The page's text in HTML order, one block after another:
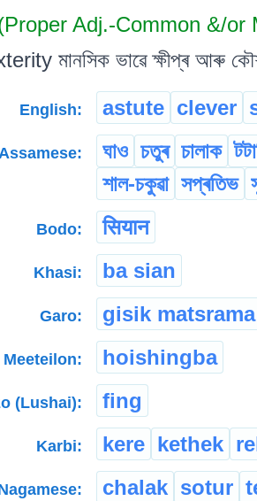
Adj.-Common &/or
মানসিক ভাৱে ক্ষীপ্ৰ আৰু
English: astute clever
Assamese: ঘাও চতুৰ চালাক
শাল-চকুৱা সপ্ৰতিভ
Bodo: सियान
Khasi: ba sian
Garo: gisik matsrama
Meeteilon: hoishingba
(Lushai): fing
Karbi: kere kethek
chalak sotur